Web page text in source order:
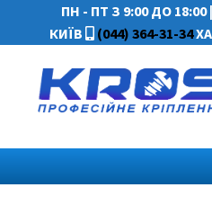
ПН - ПТ З 9:00 ДО 18:00|
КИЇВ
(044) 364-31-34